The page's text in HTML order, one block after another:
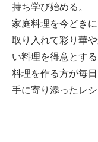
持ち学び始める。
家庭料理を今どき
取り入れて彩り華
い料理を得意とする
料理を作る方が毎
手に寄り添ったレ